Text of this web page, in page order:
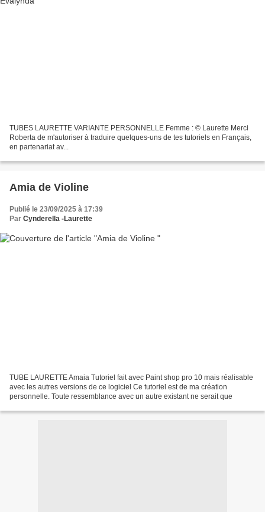
TUBES LAURETTE VARIANTE PERSONNELLE Femme : © Laurette Merci
Roberta de m'autoriser à traduire quelques-uns de tes tutoriels en Français,
en partenariat av...
Amia de Violine
Publié le 23/09/2025 à 17:39
Par Cynderella -Laurette
TUBE LAURETTE Amaia Tutoriel fait avec Paint shop pro 10 mais réalisable
avec les autres versions de ce logiciel Ce tutoriel est de ma création
personnelle. Toute ressemblance avec un autre existant ne serait que